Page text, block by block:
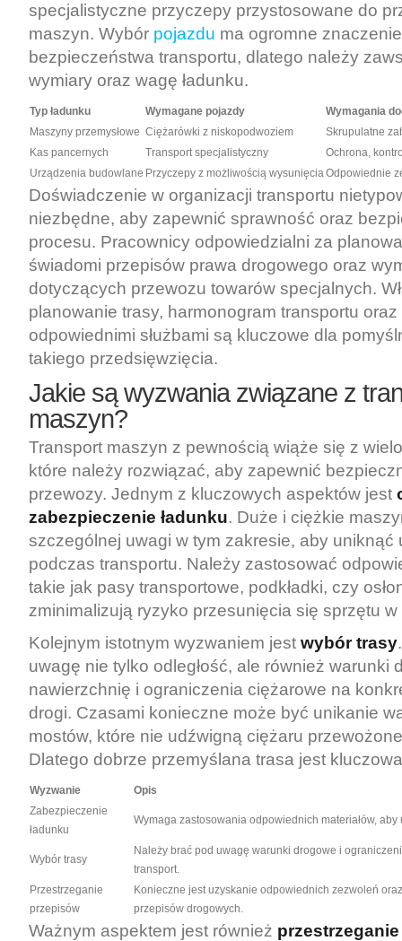
specjalistyczne przyczepy przystosowane do
maszyn. Wybór pojazdu ma ogromne
bezpieczeństwa transportu, dlatego należy
wymiary oraz wagę ładunku.
Typ ładunku Wymagane pojazdy
Wymagania
Maszyny przemysłowe Ciężarówki z niskopodwoziem
Skrupulatne
Kas pancernych
Transport specjalistyczny
Ochrona,
Urządzenia budowlane Przyczepy z możliwością wysunięciaOdpowiednie
Doświadczenie w organizacji transportu
niezbędne, aby zapewnić sprawność oraz
procesu. Pracownicy odpowiedzialni za
świadomi przepisów prawa drogowego oraz
dotyczących przewozu towarów specjalnych.
planowanie trasy, harmonogram transportu
odpowiednimi służbami są kluczowe dla
takiego przedsięwzięcia.
Jakie są wyzwania związane z
maszyn?
Transport maszyn z pewnością wiąże się z
które należy rozwiązać, aby zapewnić
przewozy. Jednym z kluczowych aspektów jest
zabezpieczenie ładunku. Duże i ciężkie
szczególnej uwagi w tym zakresie, aby uniknąć
podczas transportu. Należy zastosować
takie jak pasy transportowe, podkładki, czy
zminimalizują ryzyko przesunięcia się sprzętu
Kolejnym istotnym wyzwaniem jest wybór trasy
uwagę nie tylko odległość, ale również warunki
nawierzchnię i ograniczenia ciężarowe na
drogi. Czasami konieczne może być unikanie
mostów, które nie udźwigną ciężaru
Dlatego dobrze przemyślana trasa jest
Wyzwanie
Opis
Zabezpieczenie
ładunku
Wymaga zastosowania odpowiednich materiałów,
Wybór trasy
Należy brać pod uwagę warunki drogowe i
transport.
Przestrzeganie
przepisów
Konieczne jest uzyskanie odpowiednich zezwoleń
przepisów drogowych.
Ważnym aspektem jest również